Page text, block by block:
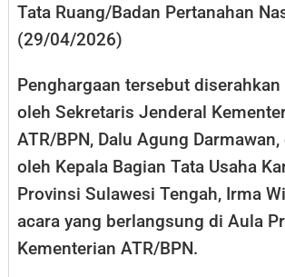
Tata Ruang/Badan Pertanahan
(29/04/2026)
Penghargaan tersebut
oleh Sekretaris Jenderal
ATR/BPN, Dalu Agung
oleh Kepala Bagian Tata Usaha
Provinsi Sulawesi Tengah, Irma
acara yang berlangsung di Aula
Kementerian ATR/BPN.